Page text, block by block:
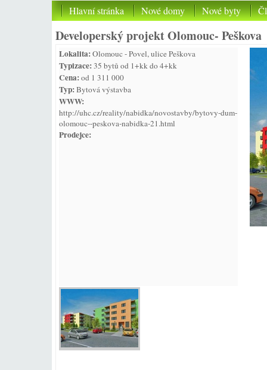
Hlavní stránka Nové domy Nové byty
Developerský projekt Olomouc- Peškova
Lokalita:Olomouc - Povel, ulice Peškova
Typizace:35 bytů od 1+kk do 4+kk
Cena:od 1 311 000
Typ:Bytová výstavba
WWW:
http://uhc.cz/reality/nabidka/novostavby/bytovy-dum-
olomouc--peskova-nabidka-21.html
Prodejce: